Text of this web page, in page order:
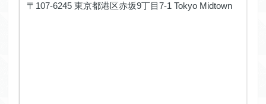
〒107-6245 東京都港区赤坂9丁目7-1 Tokyo Midtown